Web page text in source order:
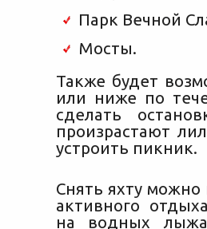
Парк Вечной
Мосты.
Также будет
или ниже по
сделать
произрастают
устроить пикник.
Снять яхту можно
активного
на водных